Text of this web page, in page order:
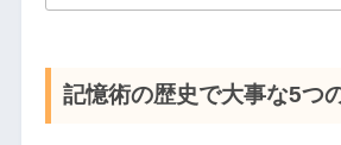
記憶術の歴史で大事な5つ